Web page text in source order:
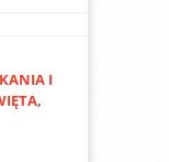
I
,